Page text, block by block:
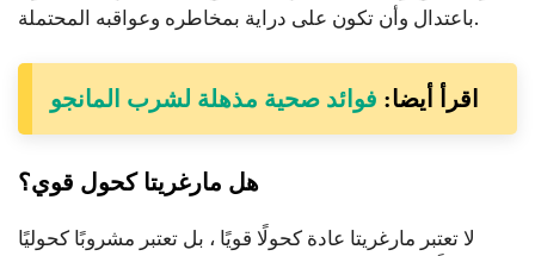
باعتدال وأن تكون على دراية بمخاطره وعواقبه المحتملة.
اقرأ أيضا: فوائد صحية مذهلة لشرب المانجو
هل مارغريتا كحول قوي؟
لا تعتبر مارغريتا عادة كحولًا قويًا ، بل تعتبر مشروبًا كحوليًا